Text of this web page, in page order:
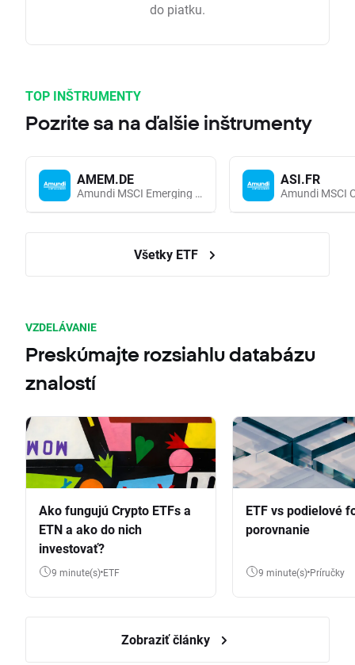
do piatku.
TOP INŠTRUMENTY
Pozrite sa na ďalšie inštrumenty
AMEM.DE
Amundi MSCI Emerging Markets UCITS (Acc EUR)
ASI.FR
Všetky ETF
VZDELÁVANIE
Preskúmajte rozsiahlu databázu
znalostí
Ako fungujú Crypto ETFs a
ETN a ako do nich
investovať?
9 minute(s) ETF
ETF vs podielové
porovnanie
9 minute(s) Príručky
Zobraziť články